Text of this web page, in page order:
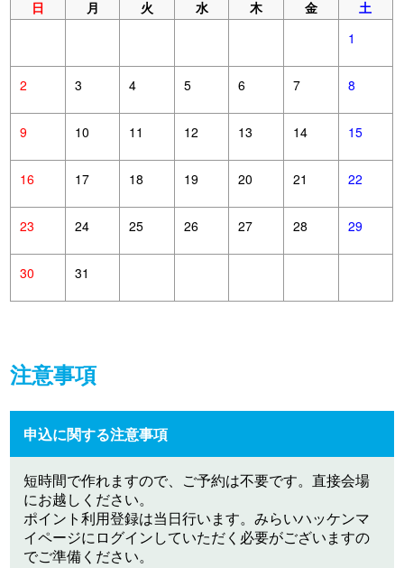
日 月 火 水 木 金
土
1
2 3 4 5 6 7 8
9 10 11 12 13 14 15
16 17 18 19 20 21 22
23 24 25 26 27 28 29
30 31
注意事項
申込に関する注意事項
短時間で作れますので、ご予約は不要です。直接会場
にお越しください。
ポイント利用登録は当日行います。みらいハッケンマ
イページにログインしていただく必要がございますの
でご準備ください。